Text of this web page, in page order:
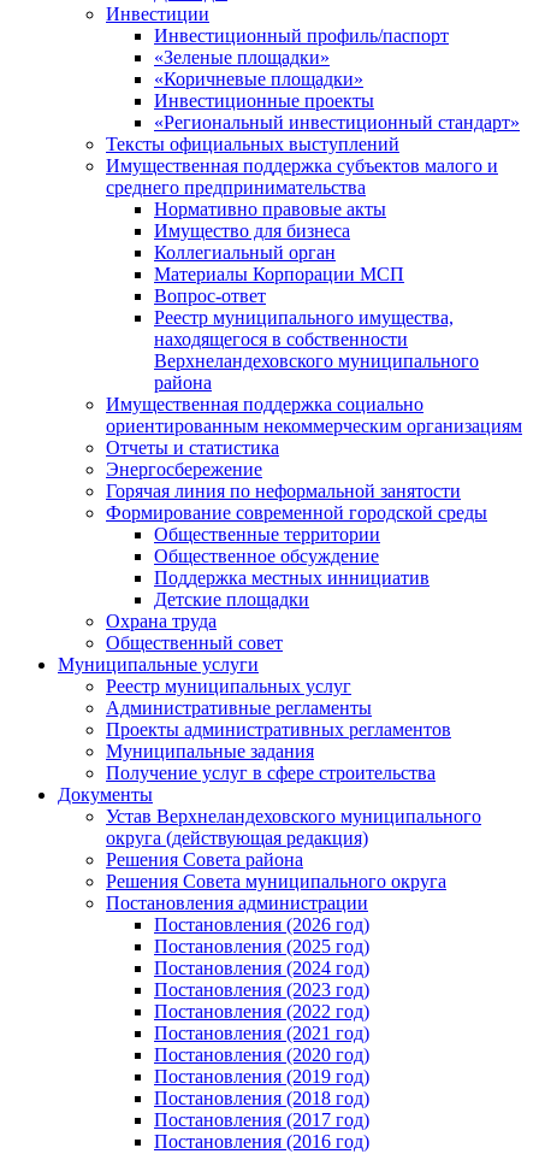
Инвестиции
Инвестиционный профиль/паспорт
«Зеленые площадки»
«Коричневые площадки»
Инвестиционные проекты
«Региональный инвестиционный стандарт»
Тексты официальных выступлений
Имущественная поддержка субъектов малого и
среднего предпринимательства
Нормативно правовые акты
Имущество для бизнеса
Коллегиальный орган
Материалы Корпорации МСП
Вопрос-ответ
Реестр муниципального имущества,
находящегося в собственности
Верхнеландеховского муниципального
района
Имущественная поддержка социально
ориентированным некоммерческим организациям
Отчеты и статистика
Энергосбережение
Горячая линия по неформальной занятости
Формирование современной городской среды
Общественные территории
Общественное обсуждение
Поддержка местных иннициатив
Детские площадки
Охрана труда
Общественный совет
Муниципальные услуги
Реестр муниципальных услуг
Административные регламенты
Проекты административных регламентов
Муниципальные задания
Получение услуг в сфере строительства
Документы
Устав Верхнеландеховского муниципального
округа (действующая редакция)
Решения Совета района
Решения Совета муниципального округа
Постановления администрации
Постановления (2026 год)
Постановления (2025 год)
Постановления (2024 год)
Постановления (2023 год)
Постановления (2022 год)
Постановления (2021 год)
Постановления (2020 год)
Постановления (2019 год)
Постановления (2018 год)
Постановления (2017 год)
Постановления (2016 год)